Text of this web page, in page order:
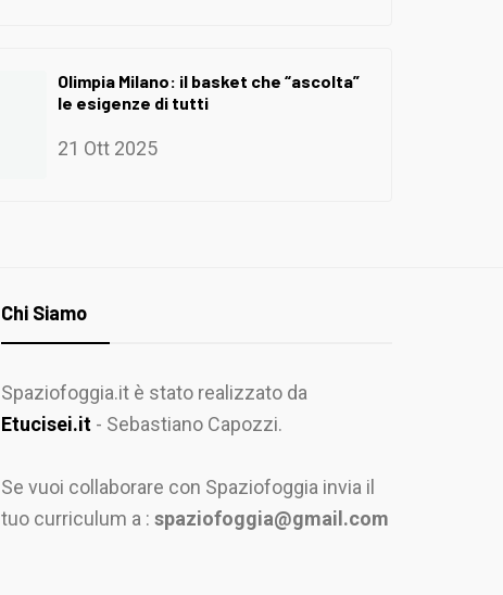
Olimpia Milano: il basket che “ascolta”
le esigenze di tutti
21 Ott 2025
Chi Siamo
Spaziofoggia.it è stato realizzato da
Etucisei.it - Sebastiano Capozzi.
Se vuoi collaborare con Spaziofoggia invia il
tuo curriculum a : spaziofoggia@gmail.com